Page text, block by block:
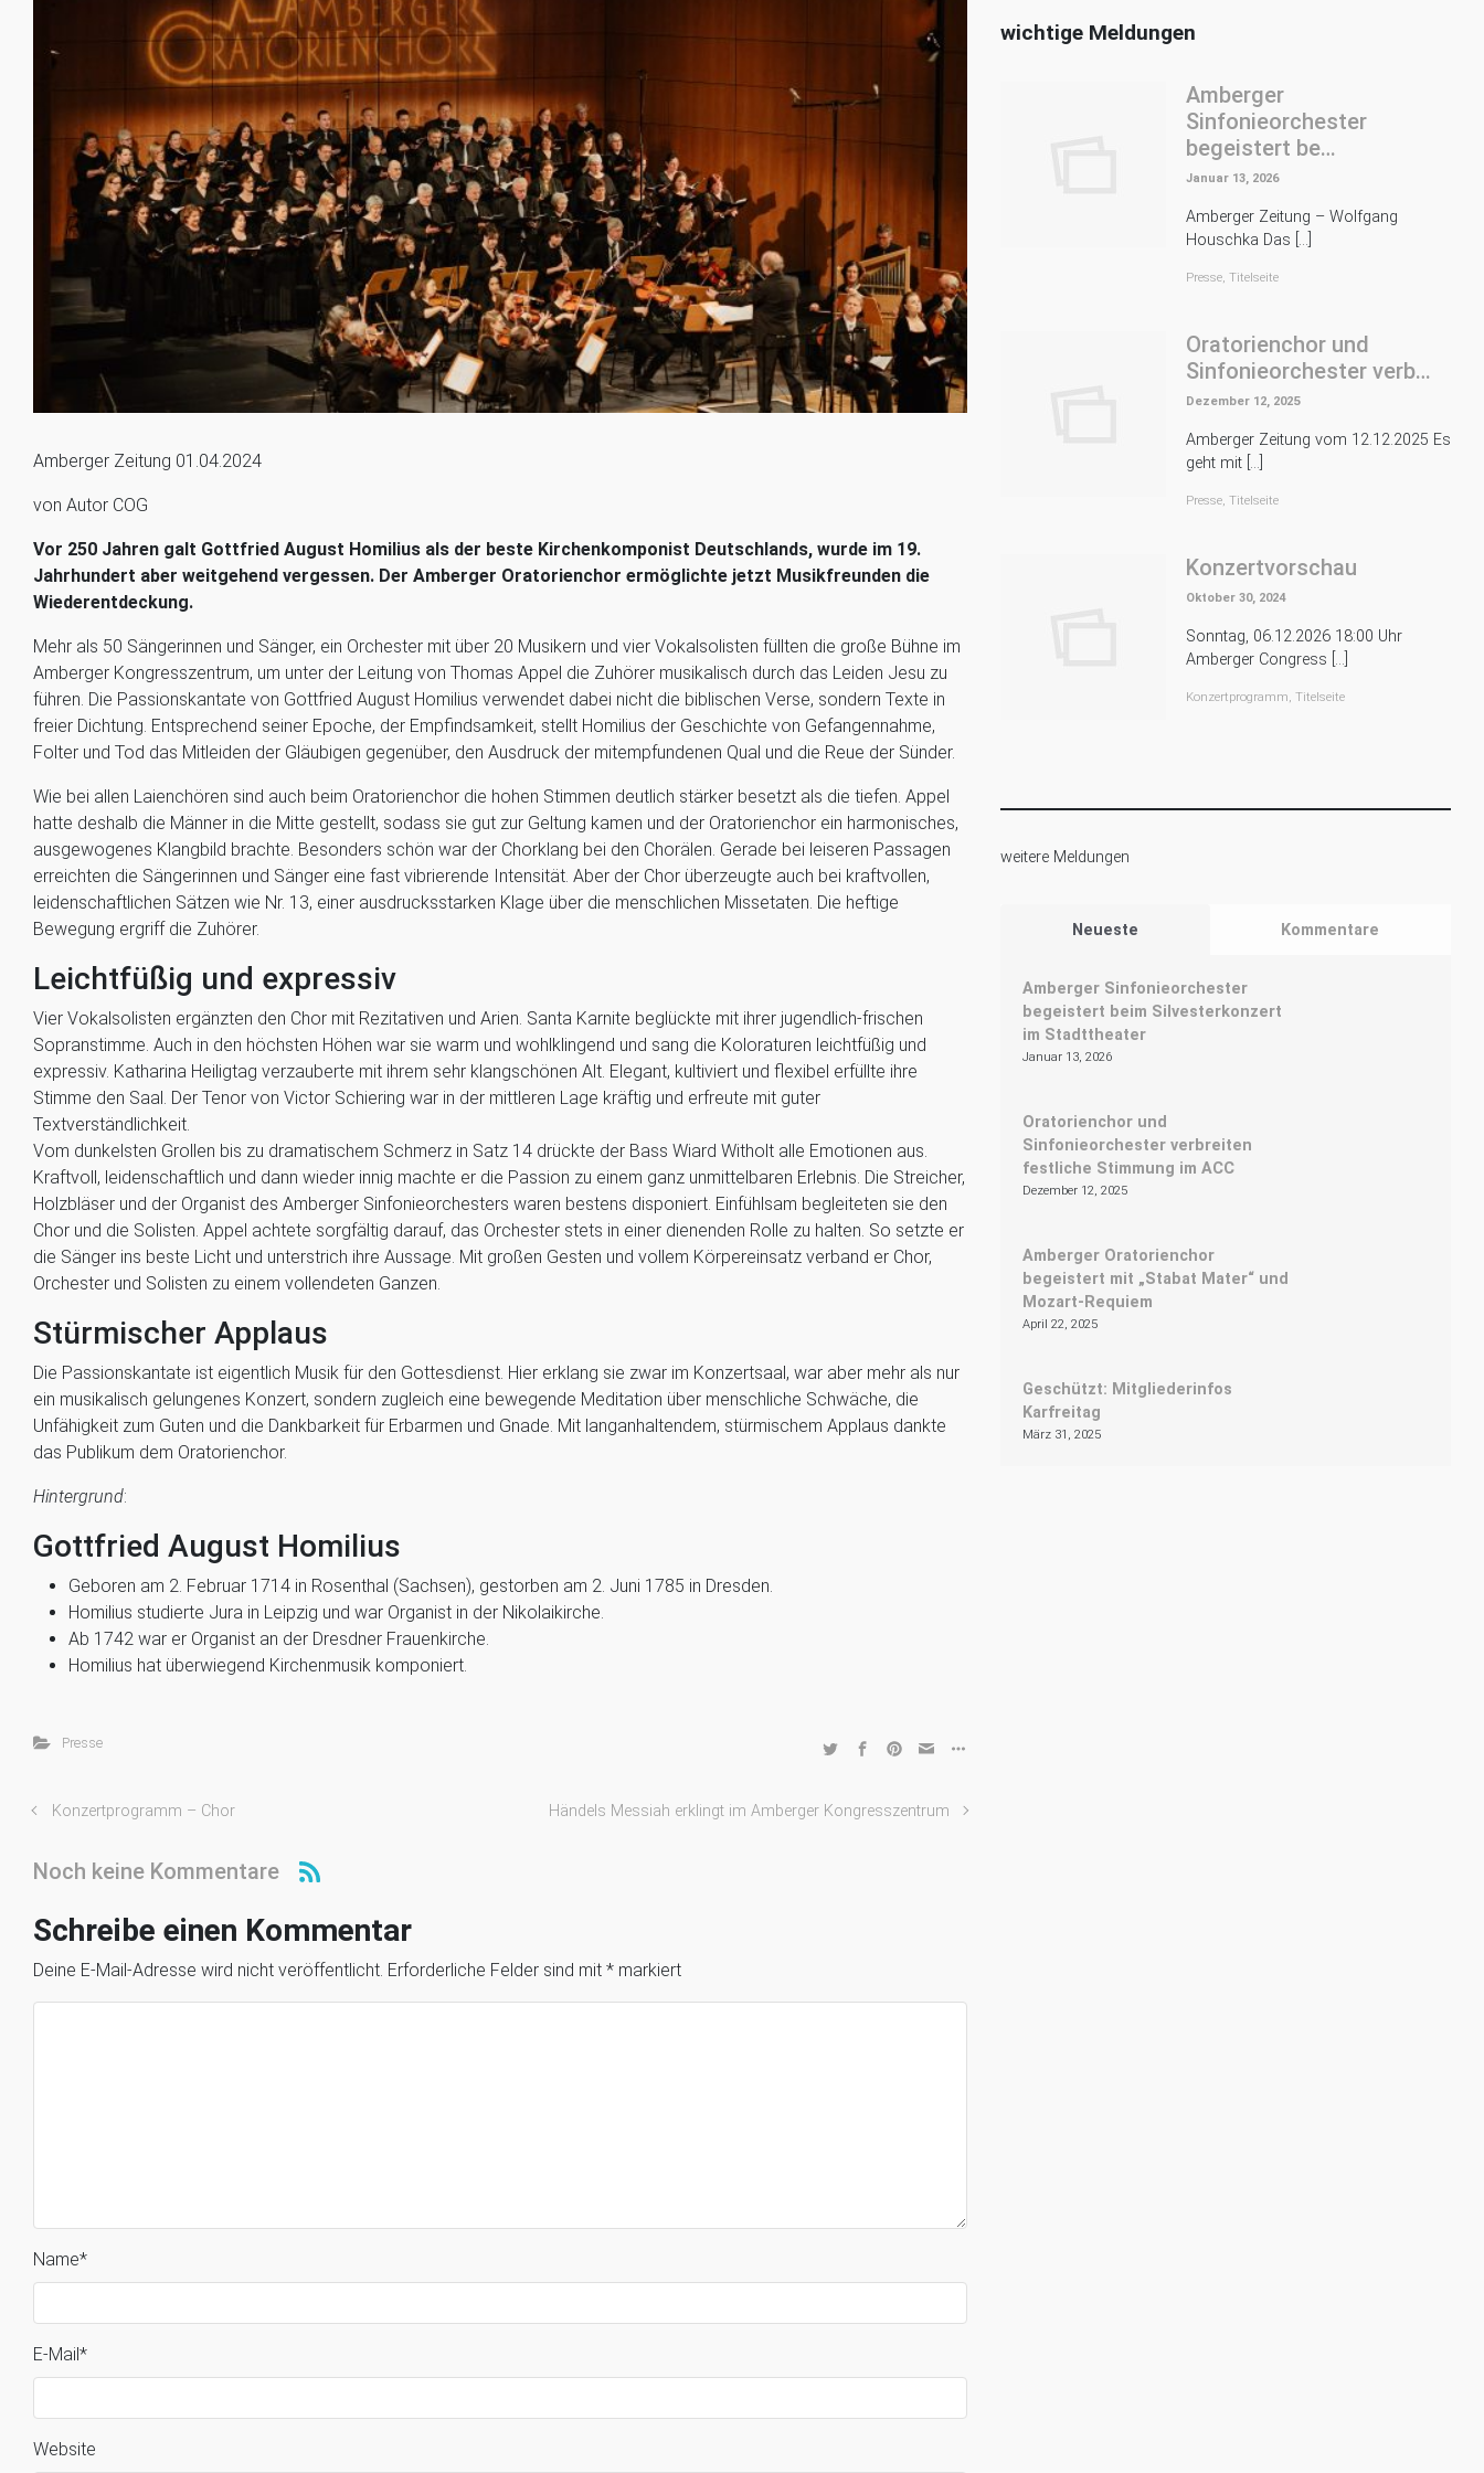
Amberger Zeitung 01.04.2024
von Autor COG
Vor 250 Jahren galt Gottfried August Homilius als der beste Kirchenkomponist Deutschlands, wurde im 19.
Jahrhundert aber weitgehend vergessen. Der Amberger Oratorienchor ermöglichte jetzt Musikfreunden die
Wiederentdeckung.
Mehr als 50 Sängerinnen und Sänger, ein Orchester mit über 20 Musikern und vier Vokalsolisten füllten die große Bühne im
Amberger Kongresszentrum, um unter der Leitung von Thomas Appel die Zuhörer musikalisch durch das Leiden Jesu zu
führen. Die Passionskantate von Gottfried August Homilius verwendet dabei nicht die biblischen Verse, sondern Texte in
freier Dichtung. Entsprechend seiner Epoche, der Empfindsamkeit, stellt Homilius der Geschichte von Gefangennahme,
Folter und Tod das Mitleiden der Gläubigen gegenüber, den Ausdruck der mitempfundenen Qual und die Reue der Sünder.
Wie bei allen Laienchören sind auch beim Oratorienchor die hohen Stimmen deutlich stärker besetzt als die tiefen. Appel
hatte deshalb die Männer in die Mitte gestellt, sodass sie gut zur Geltung kamen und der Oratorienchor ein harmonisches,
ausgewogenes Klangbild brachte. Besonders schön war der Chorklang bei den Chorälen. Gerade bei leiseren Passagen
erreichten die Sängerinnen und Sänger eine fast vibrierende Intensität. Aber der Chor überzeugte auch bei kraftvollen,
leidenschaftlichen Sätzen wie Nr. 13, einer ausdrucksstarken Klage über die menschlichen Missetaten. Die heftige
Bewegung ergriff die Zuhörer.
Leichtfüßig und expressiv
Vier Vokalsolisten ergänzten den Chor mit Rezitativen und Arien. Santa Karnite beglückte mit ihrer jugendlich-frischen
Sopranstimme. Auch in den höchsten Höhen war sie warm und wohlklingend und sang die Koloraturen leichtfüßig und
expressiv. Katharina Heiligtag verzauberte mit ihrem sehr klangschönen Alt. Elegant, kultiviert und flexibel erfüllte ihre
Stimme den Saal. Der Tenor von Victor Schiering war in der mittleren Lage kräftig und erfreute mit guter
Textverständlichkeit.
Vom dunkelsten Grollen bis zu dramatischem Schmerz in Satz 14 drückte der Bass Wiard Witholt alle Emotionen aus.
Kraftvoll, leidenschaftlich und dann wieder innig machte er die Passion zu einem ganz unmittelbaren Erlebnis. Die Streicher,
Holzbläser und der Organist des Amberger Sinfonieorchesters waren bestens disponiert. Einfühlsam begleiteten sie den
Chor und die Solisten. Appel achtete sorgfältig darauf, das Orchester stets in einer dienenden Rolle zu halten. So setzte er
die Sänger ins beste Licht und unterstrich ihre Aussage. Mit großen Gesten und vollem Körpereinsatz verband er Chor,
Orchester und Solisten zu einem vollendeten Ganzen.
Stürmischer Applaus
Die Passionskantate ist eigentlich Musik für den Gottesdienst. Hier erklang sie zwar im Konzertsaal, war aber mehr als nur
ein musikalisch gelungenes Konzert, sondern zugleich eine bewegende Meditation über menschliche Schwäche, die
Unfähigkeit zum Guten und die Dankbarkeit für Erbarmen und Gnade. Mit langanhaltendem, stürmischem Applaus dankte
das Publikum dem Oratorienchor.
Hintergrund:
Gottfried August Homilius
Geboren am 2. Februar 1714 in Rosenthal (Sachsen), gestorben am 2. Juni 1785 in Dresden.
Homilius studierte Jura in Leipzig und war Organist in der Nikolaikirche.
Ab 1742 war er Organist an der Dresdner Frauenkirche.
Homilius hat überwiegend Kirchenmusik komponiert.
Presse
Konzertprogramm – Chor Händels Messiah erklingt im Amberger Kongresszentrum
Noch keine Kommentare
Schreibe einen Kommentar
Deine E-Mail-Adresse wird nicht veröffentlicht. Erforderliche Felder sind mit * markiert
Name*
E-Mail*
Website
wichtige Meldungen
Amberger
Sinfonieorchester
begeistert be…
Januar 13, 2026
Amberger Zeitung – Wolfgang
Houschka Das […]
Presse, Titelseite
Oratorienchor und
Sinfonieorchester verb…
Dezember 12, 2025
Amberger Zeitung vom 12.12.2025 Es
geht mit […]
Presse, Titelseite
Konzertvorschau
Oktober 30, 2024
Sonntag, 06.12.2026 18:00 Uhr
Amberger Congress […]
Konzertprogramm, Titelseite
weitere Meldungen
Neueste Kommentare
Amberger Sinfonieorchester
begeistert beim Silvesterkonzert
im Stadttheater
Januar 13, 2026
Oratorienchor und
Sinfonieorchester verbreiten
festliche Stimmung im ACC
Dezember 12, 2025
Amberger Oratorienchor
begeistert mit „Stabat Mater“ und
Mozart-Requiem
April 22, 2025
Geschützt: Mitgliederinfos
Karfreitag
März 31, 2025